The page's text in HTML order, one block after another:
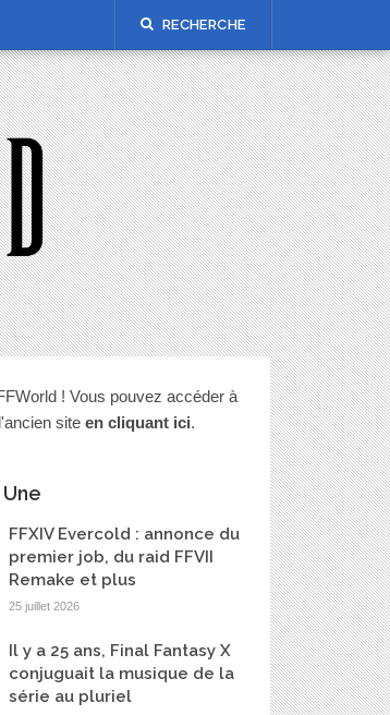
RECHERCHE
! Vous pouvez accéder à
site en cliquant ici.
FFXIV Evercold : annonce du
premier job, du raid FFVII
Remake et plus
25 juillet 2026
Il y a 25 ans, Final Fantasy X
conjuguait la musique de la
série au pluriel